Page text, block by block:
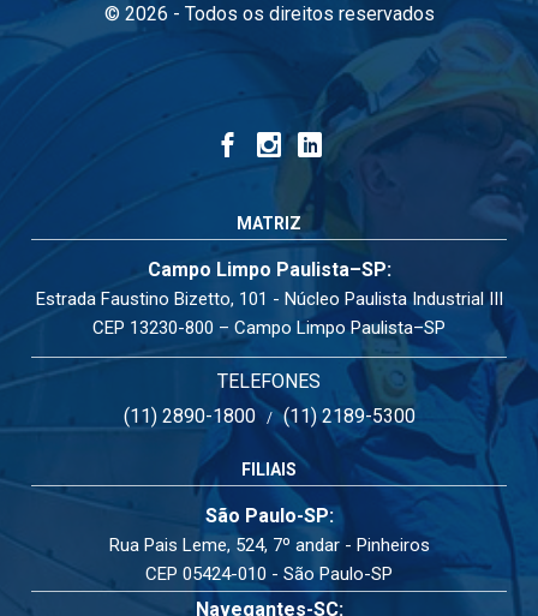
© 2026 - Todos os direitos reservados
MATRIZ
Campo Limpo Paulista–SP:
Estrada Faustino Bizetto, 101 - Núcleo Paulista Industrial III
CEP 13230-800 – Campo Limpo Paulista–SP
TELEFONES
(11) 2890-1800/(11) 2189-5300
FILIAIS
São Paulo-SP:
Rua Pais Leme, 524, 7º andar - Pinheiros
CEP 05424-010 - São Paulo-SP
Navegantes-SC: